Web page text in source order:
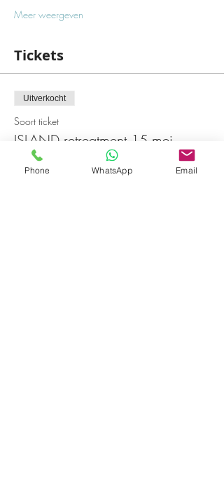
Meer weergeven
Tickets
Uitverkocht
Soort ticket
ISLAND retreatment 15 mei
Meer info
Phone WhatsApp Email